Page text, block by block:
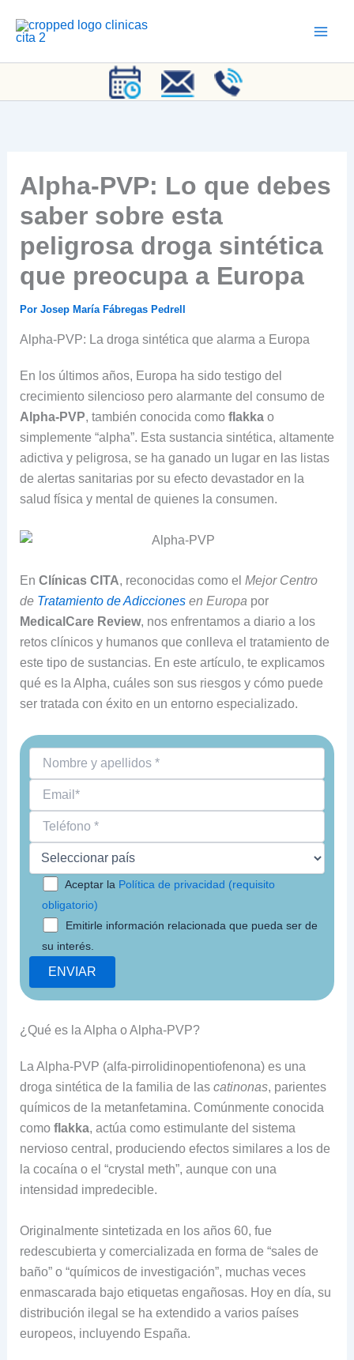
Alpha-PVP: Lo que debes
saber sobre esta
peligrosa droga sintética
que preocupa a Europa
Por Josep María Fábregas Pedrell
Alpha-PVP: La droga sintética que alarma a Europa
En los últimos años, Europa ha sido testigo del
crecimiento silencioso pero alarmante del consumo de
Alpha-PVP, también conocida como flakkao
simplemente “alpha”. Esta sustancia sintética, altamente
adictiva y peligrosa, se ha ganado un lugar en las listas
de alertas sanitarias por su efecto devastador en la
salud física y mental de quienes la consumen.
En Clínicas CITA, reconocidas como el Mejor Centro
de Tratamiento de Adiccionesen Europa por
MedicalCare Review, nos enfrentamos a diario a los
retos clínicos y humanos que conlleva el tratamiento de
este tipo de sustancias. En este artículo, te explicamos
qué es la Alpha, cuáles son sus riesgos y cómo puede
ser tratada con éxito en un entorno especializado.
Aceptar la Política de privacidad (requisito
obligatorio)
Emitirle información relacionada que pueda ser de
su interés.
¿Qué es la Alpha o Alpha-PVP?
La Alpha-PVP (alfa-pirrolidinopentiofenona) es una
droga sintética de la familia de las catinonas, parientes
químicos de la metanfetamina. Comúnmente conocida
como flakka, actúa como estimulante del sistema
nervioso central, produciendo efectos similares a los de
la cocaína o el “crystal meth”, aunque con una
intensidad impredecible.
Originalmente sintetizada en los años 60, fue
redescubierta y comercializada en forma de “sales de
baño” o “químicos de investigación”, muchas veces
enmascarada bajo etiquetas engañosas. Hoy en día, su
distribución ilegal se ha extendido a varios países
europeos, incluyendo España.